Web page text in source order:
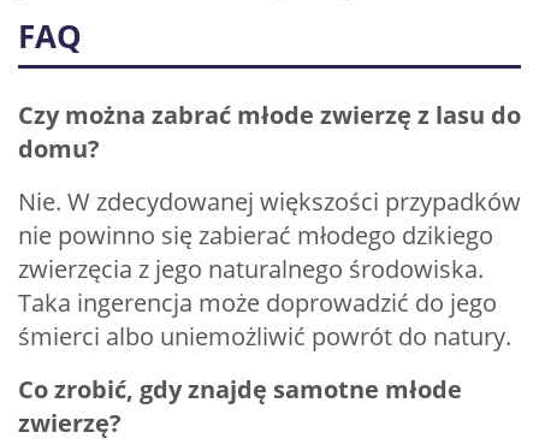
FAQ
Czy można zabrać młode zwierzę z lasu do
domu?
Nie. W zdecydowanej większości przypadków
nie powinno się zabierać młodego dzikiego
zwierzęcia z jego naturalnego środowiska.
Taka ingerencja może doprowadzić do jego
śmierci albo uniemożliwić powrót do natury.
Co zrobić, gdy znajdę samotne młode
zwierzę?